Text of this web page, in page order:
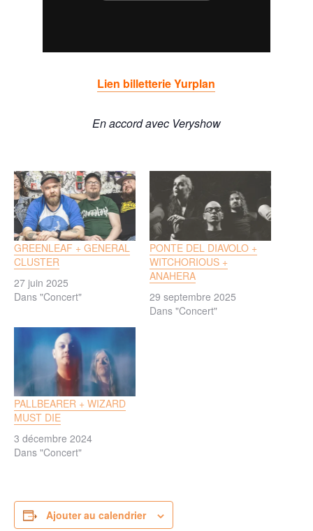
Lien billetterie Yurplan
En accord avec Veryshow
GREENLEAF + GENERAL
CLUSTER
27 juin 2025
Dans "Concert"
PONTE DEL DIAVOLO +
WITCHORIOUS +
ANAHERA
29 septembre 2025
Dans "Concert"
PALLBEARER + WIZARD
MUST DIE
3 décembre 2024
Dans "Concert"
Ajouter au calendrier